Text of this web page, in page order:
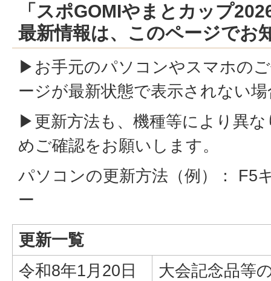
「スポGOMIやまとカップ
最新情報は、このページでお
▶お手元のパソコンやスマホの
ージが最新状態で表示されない
▶更新方法も、機種等により異
めご確認をお願いします。
パソコンの更新方法（例）： F5
ー
更新一覧
令和8年1月20日
大会記念品等